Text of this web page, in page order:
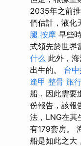
2035年之前
們估計，液化
腿 按摩 早些
式領先於世界
什么 此外，
出生的。 台
逢甲 整骨 旅
船，因此需要
份報告，該報
法，LNG在其
有179套房。
船是如此之大